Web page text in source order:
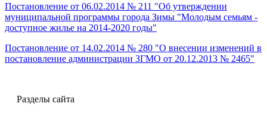
Постановление от 06.02.2014 № 211 "Об утверждении
муниципальной программы города Зимы "Молодым семьям -
доступное жилье на 2014-2020 годы"
Постановление от 14.02.2014 № 280 "О внесении изменений в
постановление администрации ЗГМО от 20.12.2013 № 2465"
Разделы сайта